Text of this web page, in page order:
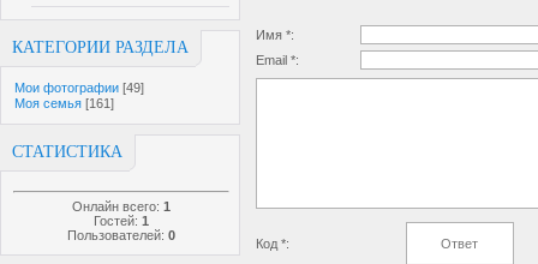
КАТЕГОРИИ РАЗДЕЛА
Мои фотографии [49]
Моя семья [161]
СТАТИСТИКА
Онлайн всего: 1
Гостей: 1
Пользователей: 0
Имя *:
Email *:
Код *: